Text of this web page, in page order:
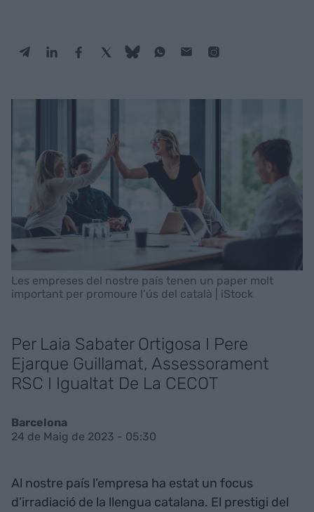
Les empreses del nostre país tenen un paper molt
important per promoure l’ús del català | iStock
Per Laia Sabater Ortigosa I Pere
Ejarque Guillamat, Assessorament
RSC I Igualtat De La CECOT
Barcelona
24 de Maig de 2023 - 05:30
Al nostre país l’empresa ha estat un focus
d’irradiació de la llengua catalana. El prestigi del